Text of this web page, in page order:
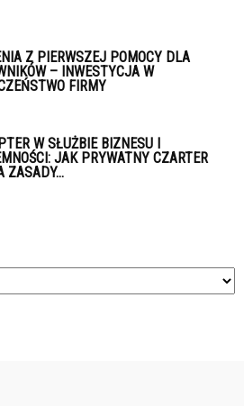
Z PIERWSZEJ POMOCY DLA
– INWESTYCJA W
FIRMY
W SŁUŻBIE BIZNESU I
JAK PRYWATNY CZARTER
ZASADY...